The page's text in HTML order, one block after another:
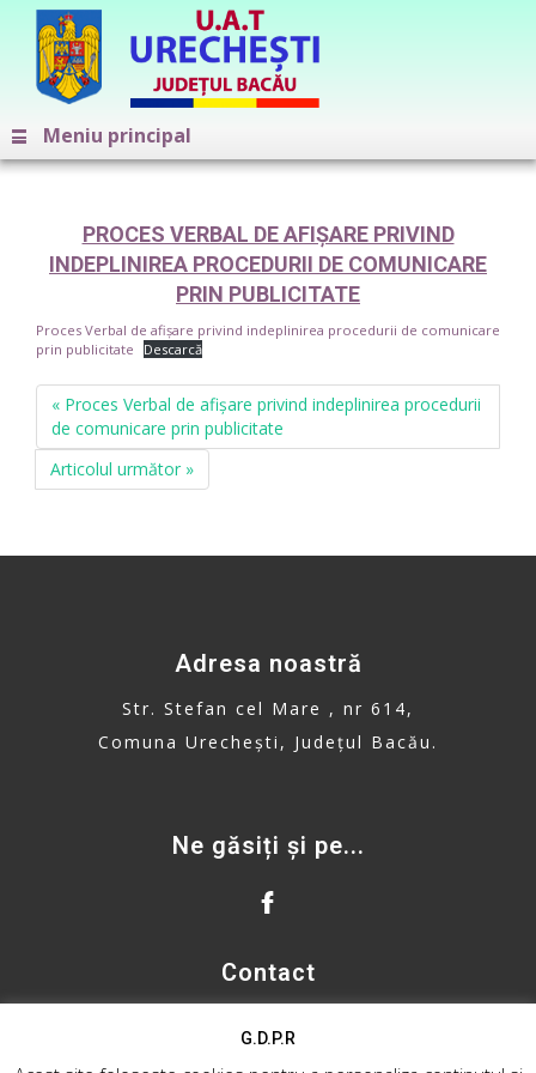
Meniu principal
PROCES VERBAL DE AFIȘARE PRIVIND
INDEPLINIREA PROCEDURII DE COMUNICARE
PRIN PUBLICITATE
Proces Verbal de afișare privind indeplinirea procedurii de comunicare
prin publicitate
Descarcă
« Proces Verbal de afișare privind indeplinirea procedurii
de comunicare prin publicitate
Articolul următor »
Adresa noastră
Str. Stefan cel Mare , nr 614,
Comuna Urechești, Județul Bacău.
Ne găsiți și pe...
Contact
Telefon: 0234. 335. 500
G.D.P.R